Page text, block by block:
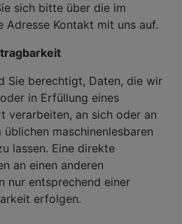
sich bitte über die im
Adresse Kontakt mit uns auf.
Sie berechtigt, Daten, die wir
in Erfüllung eines
verarbeiten, an sich oder an
maschinenlesbaren
lassen. Eine direkte
an einen anderen
nur entsprechend einer
erfolgen.